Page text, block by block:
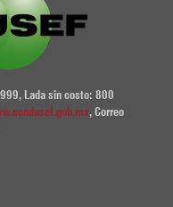
Lada sin costo: 800
, Correo